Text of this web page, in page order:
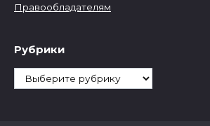
Правообладателям
Рубрики
Рубрики